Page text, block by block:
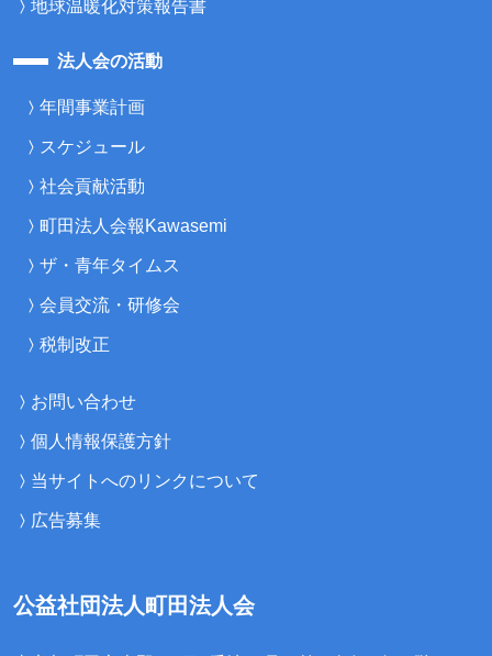
地球温暖化対策報告書
法人会の活動
年間事業計画
スケジュール
社会貢献活動
町田法人会報Kawasemi
ザ・青年タイムス
会員交流・研修会
税制改正
お問い合わせ
個人情報保護方針
当サイトへのリンクについて
広告募集
公益社団法人町田法人会